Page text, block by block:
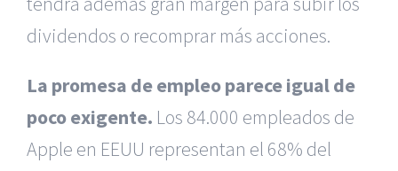
dividendos o recomprar más acciones.
La promesa de empleo parece igual de
poco exigente. Los 84.000 empleados de
Apple en EEUU representan el 68% del